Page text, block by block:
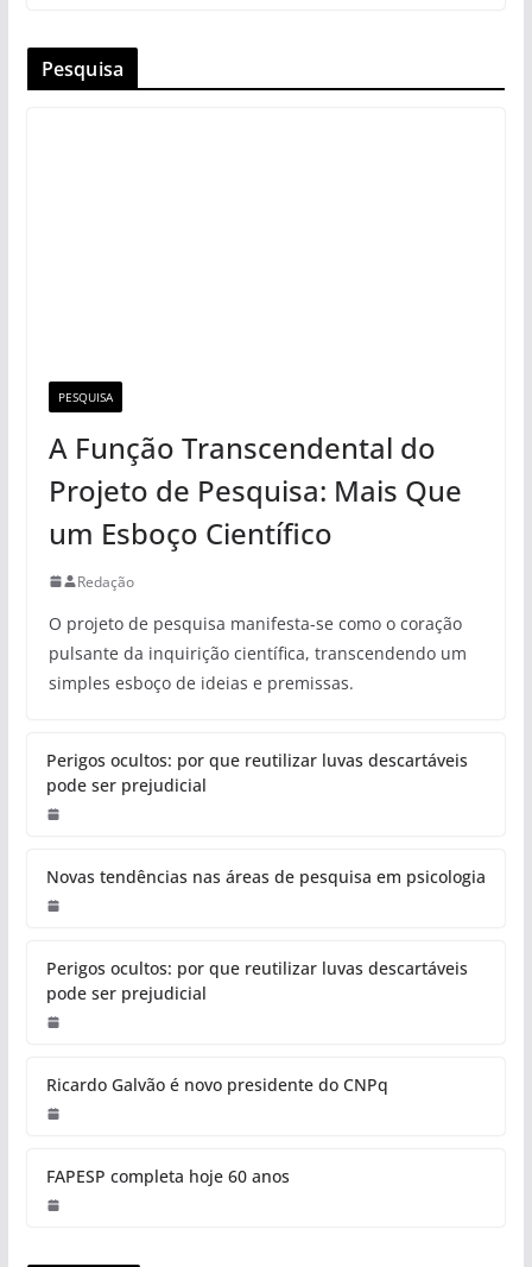
Pesquisa
PESQUISA
A Função Transcendental do
Projeto de Pesquisa: Mais Que
um Esboço Científico
Redação
O projeto de pesquisa manifesta-se como o coração
pulsante da inquirição científica, transcendendo um
simples esboço de ideias e premissas.
Perigos ocultos: por que reutilizar luvas descartáveis
pode ser prejudicial
Novas tendências nas áreas de pesquisa em psicologia
Perigos ocultos: por que reutilizar luvas descartáveis
pode ser prejudicial
Ricardo Galvão é novo presidente do CNPq
FAPESP completa hoje 60 anos